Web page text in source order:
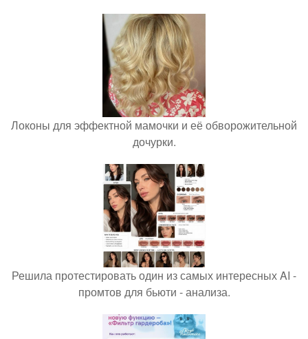
Локоны для эффектной мамочки и её обворожительной
дочурки.
Решила протестировать один из самых интересных AI -
промтов для бьюти - анализа.